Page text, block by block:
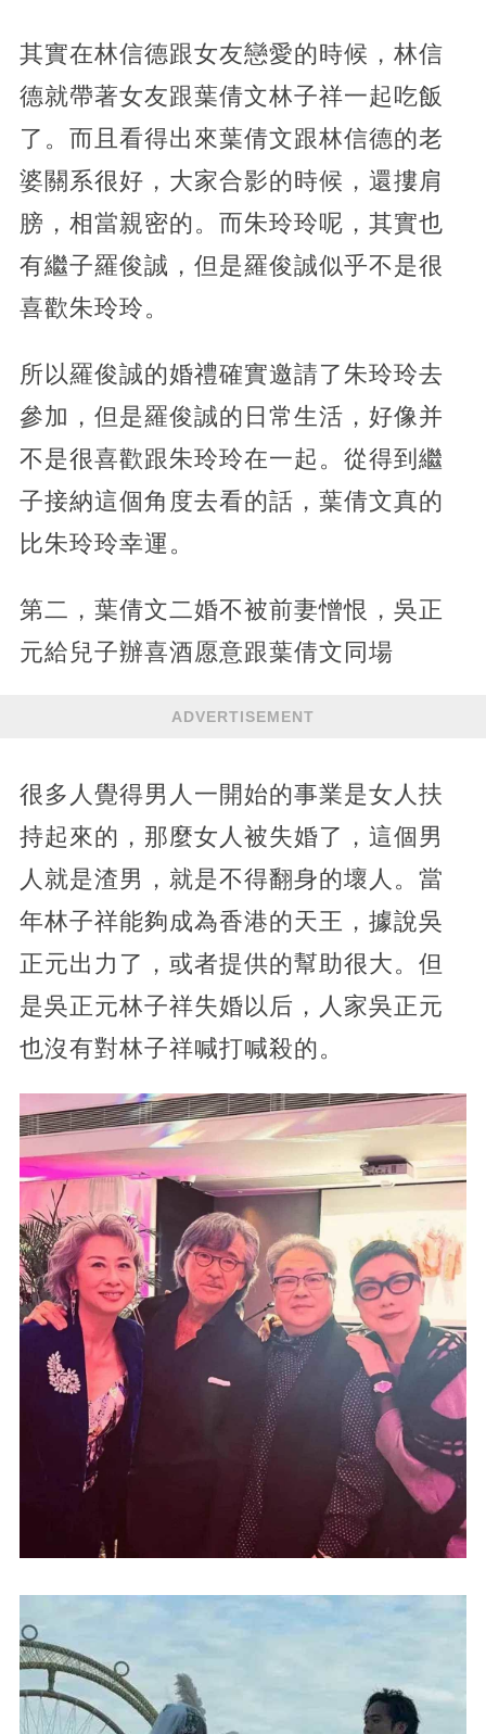
其實在林信德跟女友戀愛的時候，林信
德就帶著女友跟葉倩文林子祥一起吃飯
了。而且看得出來葉倩文跟林信德的老
婆關系很好，大家合影的時候，還摟肩
膀，相當親密的。而朱玲玲呢，其實也
有繼子羅俊誠，但是羅俊誠似乎不是很
喜歡朱玲玲。
所以羅俊誠的婚禮確實邀請了朱玲玲去
參加，但是羅俊誠的日常生活，好像并
不是很喜歡跟朱玲玲在一起。從得到繼
子接納這個角度去看的話，葉倩文真的
比朱玲玲幸運。
第二，葉倩文二婚不被前妻憎恨，吳正
元給兒子辦喜酒愿意跟葉倩文同場
ADVERTISEMENT
很多人覺得男人一開始的事業是女人扶
持起來的，那麼女人被失婚了，這個男
人就是渣男，就是不得翻身的壞人。當
年林子祥能夠成為香港的天王，據說吳
正元出力了，或者提供的幫助很大。但
是吳正元林子祥失婚以后，人家吳正元
也沒有對林子祥喊打喊殺的。